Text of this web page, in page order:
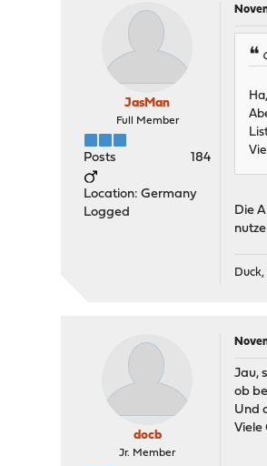
JasMan
Full Member
Posts 184
Location: Germany
Logged
Die
docb
Jr. Member
Jau,
ob
Und
Viele